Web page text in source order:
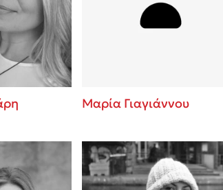
Baccalario
Εύκολη
παύση σε
δική τους
διαβάσει
Μαρία Γιαγιάννου